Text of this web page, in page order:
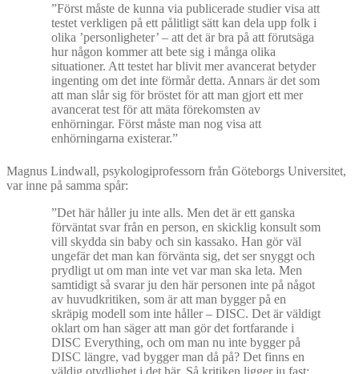
”Först måste de kunna via publicerade studier visa att
testet verkligen på ett pålitligt sätt kan dela upp folk i
olika ’personligheter’ – att det är bra på att förutsäga
hur någon kommer att bete sig i många olika
situationer. Att testet har blivit mer avancerat betyder
ingenting om det inte förmår detta. Annars är det som
att man slår sig för bröstet för att man gjort ett mer
avancerat test för att mäta förekomsten av
enhörningar. Först måste man nog visa att
enhörningarna existerar.”
Magnus Lindwall, psykologiprofessorn från Göteborgs Universitet,
var inne på samma spår:
”Det här håller ju inte alls. Men det är ett ganska
förväntat svar från en person, en skicklig konsult som
vill skydda sin baby och sin kassako. Han gör väl
ungefär det man kan förvänta sig, det ser snyggt och
prydligt ut om man inte vet var man ska leta. Men
samtidigt så svarar ju den här personen inte på något
av huvudkritiken, som är att man bygger på en
skräpig modell som inte håller – DISC. Det är väldigt
oklart om han säger att man gör det fortfarande i
DISC Everything, och om man nu inte bygger på
DISC längre, vad bygger man då på? Det finns en
väldig otydlighet i det här. Så kritiken ligger ju fast: